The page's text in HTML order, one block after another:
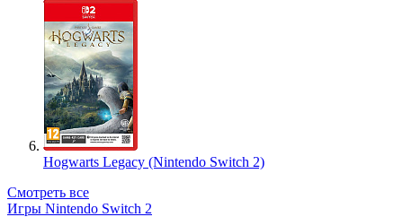
Hogwarts Legacy (Nintendo Switch 2)
Смотреть все
Игры Nintendo Switch 2